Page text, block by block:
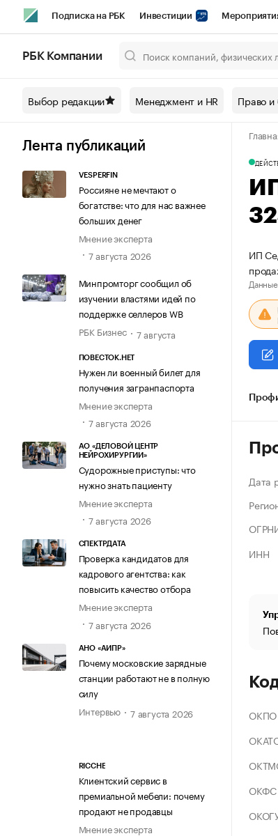
Подписка на РБК Инвестиции
Спецпроекты СПб Конференции СПб
Технологии и медиа Рынок
РБК Компании
Выбор редакции Менеджмент и HR Право и
Лента публикаций
VESPERFIN
Россияне не мечтают о
богатстве: что для нас важнее
больших денег
Мнение эксперта
7 августа 2026
Минпромторг сообщил об
изучении властями идей по
поддержке селлеров WB
РБК Бизнес
7 августа
ПОВЕСТОК.НЕТ
Нужен ли военный билет для
получения загранпаспорта
Мнение эксперта
7 августа 2026
АО «ДЕЛОВОЙ ЦЕНТР
НЕЙРОХИРУРГИИ»
Судорожные приступы: что
нужно знать пациенту
Мнение эксперта
7 августа 2026
СПЕКТРДАТА
Проверка кандидатов для
кадрового агентства: как
повысить качество отбора
Мнение эксперта
7 августа 2026
АНО «АИПР»
Почему московские зарядные
станции работают не в полную
силу
Интервью
7 августа 2026
RICCHE
Клиентский сервис в
премиальной мебели: почему
продают не продавцы
Мнение эксперта
ИП
Дата
ИНН
ОКПО
ОКФС